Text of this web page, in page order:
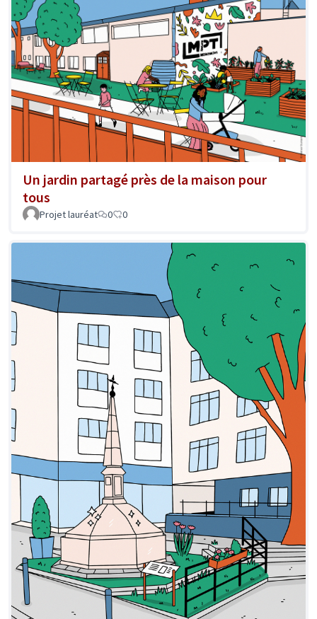
Un jardin partagé près de la maison pour
tous
Projet lauréat 0 0